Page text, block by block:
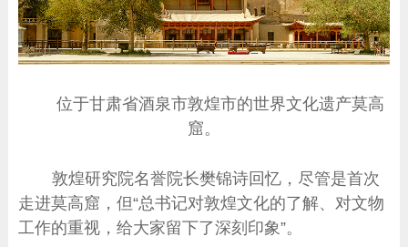
位于甘肃省酒泉市敦煌市的世界文化遗产莫高
窟。
敦煌研究院名誉院长樊锦诗回忆，尽管是首次
走进莫高窟，但“总书记对敦煌文化的了解、对文物
工作的重视，给大家留下了深刻印象”。